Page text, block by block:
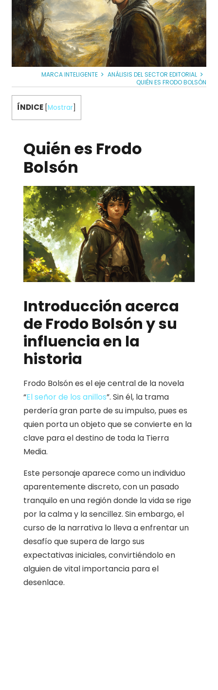
MARCA INTELIGENTE
ANÁLISIS DEL SECTOR EDITORIAL
QUIÉN ES FRODO BOLSÓN
ÍNDICE Mostrar
Quién es Frodo
Bolsón
Introducción acerca
de Frodo Bolsón y su
influencia en la
historia
Frodo Bolsón es el eje central de la novela
“El señor de los anillos”. Sin él, la trama
perdería gran parte de su impulso, pues es
quien porta un objeto que se convierte en la
clave para el destino de toda la Tierra
Media.
Este personaje aparece como un individuo
aparentemente discreto, con un pasado
tranquilo en una región donde la vida se rige
por la calma y la sencillez. Sin embargo, el
curso de la narrativa lo lleva a enfrentar un
desafío que supera de largo sus
expectativas iniciales, convirtiéndolo en
alguien de vital importancia para el
desenlace.